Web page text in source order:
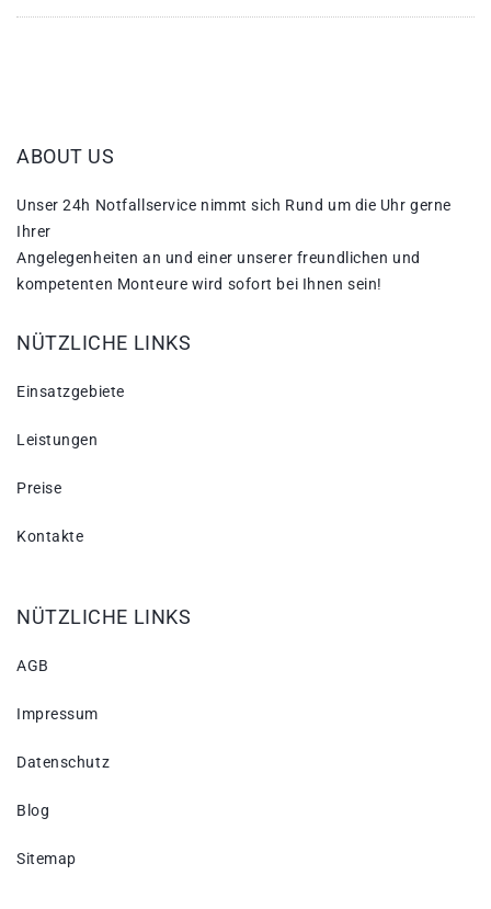
ABOUT US
Unser 24h Notfallservice nimmt sich Rund um die Uhr gerne
Ihrer
Angelegenheiten an und einer unserer freundlichen und
kompetenten Monteure wird sofort bei Ihnen sein!
NÜTZLICHE LINKS
Einsatzgebiete
Leistungen
Preise
Kontakte
NÜTZLICHE LINKS
AGB
Impressum
Datenschutz
Blog
Sitemap